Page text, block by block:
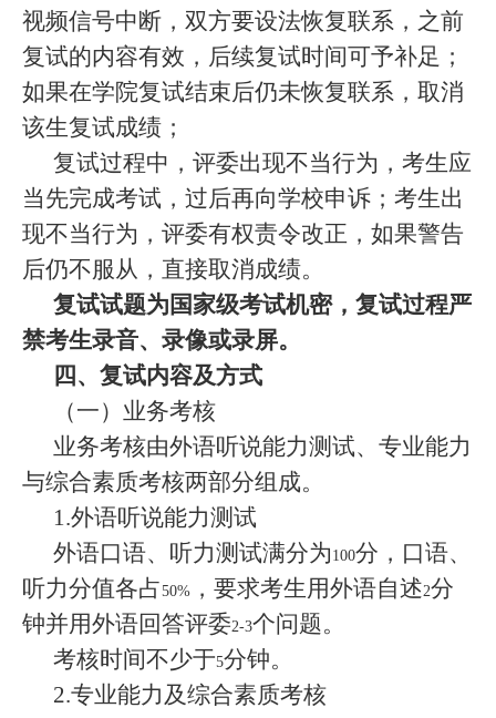
视频信号中断，双方要设法恢复联系，之前
复试的内容有效，后续复试时间可予补足；
如果在学院复试结束后仍未恢复联系，取消
该生复试成绩；
复试过程中，评委出现不当行为，考生应
当先完成考试，过后再向学校申诉；考生出
现不当行为，评委有权责令改正，如果警告
后仍不服从，直接取消成绩。
复试试题为国家级考试机密，复试过程严
禁考生录音、录像或录屏。
四、复试内容及方式
（一）业务考核
业务考核由外语听说能力测试、专业能力
与综合素质考核两部分组成。
1.外语听说能力测试
外语口语、听力测试满分为 100分，口语、
听力分值各占50% ， 要求考生用外语自述2分
钟并用外语回答评委2-3个问题。
考核时间不少于5分钟。
2.专业能力及综合素质考核